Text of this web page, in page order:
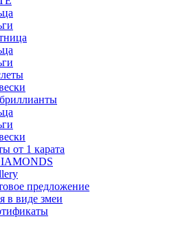
от 1 карата
предложение
в виде змеи